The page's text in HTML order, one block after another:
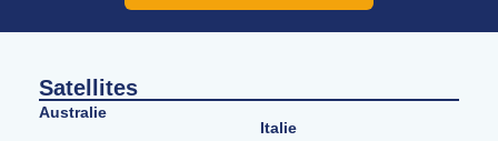
Satellites
Australie
Italie